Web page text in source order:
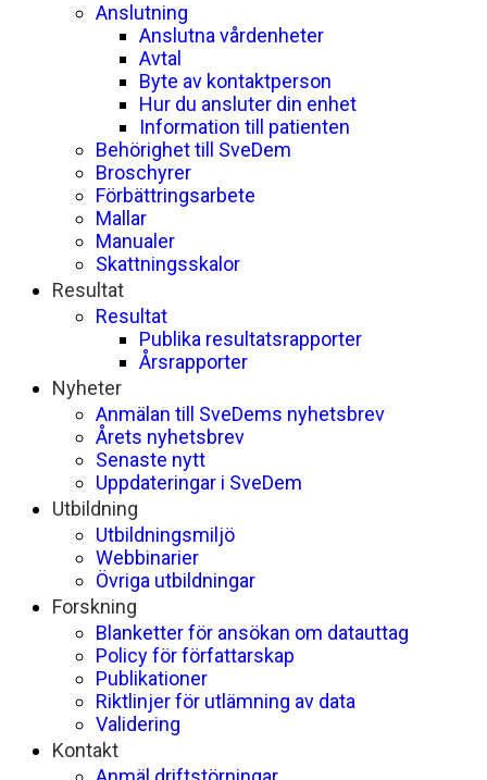
Anslutning
Anslutna vårdenheter
Avtal
Byte av kontaktperson
Hur du ansluter din enhet
Information till patienten
Behörighet till SveDem
Broschyrer
Förbättringsarbete
Mallar
Manualer
Skattningsskalor
Resultat
Resultat
Publika resultatsrapporter
Årsrapporter
Nyheter
Anmälan till SveDems nyhetsbrev
Årets nyhetsbrev
Senaste nytt
Uppdateringar i SveDem
Utbildning
Utbildningsmiljö
Webbinarier
Övriga utbildningar
Forskning
Blanketter för ansökan om datauttag
Policy för författarskap
Publikationer
Riktlinjer för utlämning av data
Validering
Kontakt